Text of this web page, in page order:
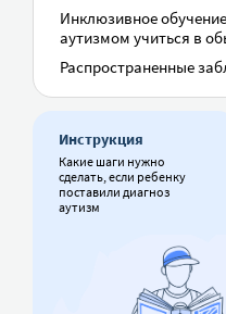
Инклюзивное
аутизмом учиться в
Распространенные
Инструкция
Какие шаги нужно
сделать, если ребенку
поставили диагноз
аутизм